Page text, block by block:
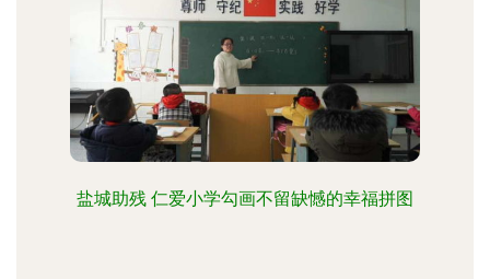
盐城助残 仁爱小学勾画不留缺憾的幸福拼图